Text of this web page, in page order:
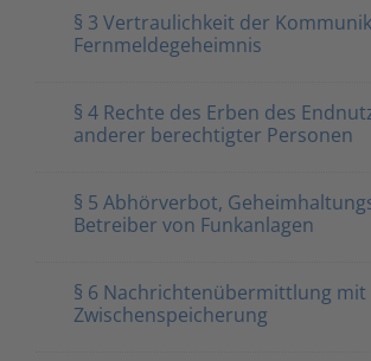
§ 3 Vertraulichkeit der
Fernmeldegeheimnis
§ 4 Rechte des Erben des
anderer berechtigter Personen
§ 5 Abhörverbot,
Betreiber von Funkanlagen
§ 6 Nachrichtenübermittlung mit
Zwischenspeicherung